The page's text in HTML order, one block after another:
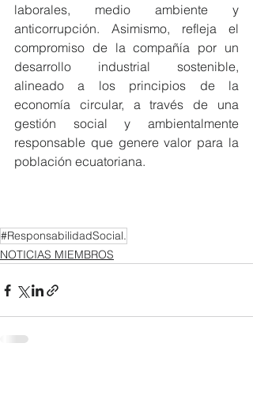
laborales, medio ambiente y
anticorrupción. Asimismo, refleja el
compromiso de la compañía por un
desarrollo industrial sostenible,
alineado a los principios de la
economía circular, a través de una
gestión social y ambientalmente
responsable que genere valor para la
población ecuatoriana.
#ResponsabilidadSocial.
NOTICIAS MIEMBROS